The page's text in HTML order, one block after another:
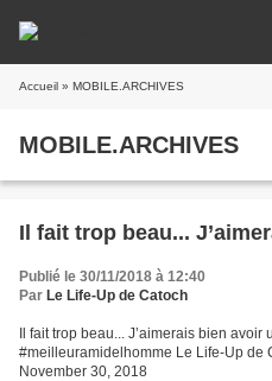
Accueil » MOBILE.ARCHIVES
MOBILE.ARCHIVES
Il fait trop beau...
Publié le 30/11/2018 à 12:40
Par Le Life-Up de Catoch
Il fait trop beau... J’aimerais bien
#meilleuramidelhomme Le Life-Up de
November 30, 2018